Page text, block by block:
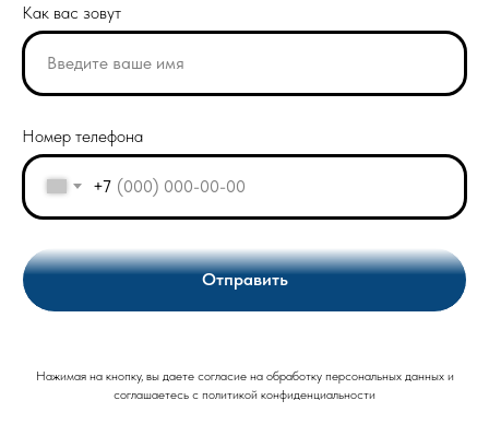
Как вас зовут
Номер телефона
+7
Отправить
Нажимая на кнопку, вы даете согласие на обработку персональных данных и
соглашаетесь c политикой конфиденциальности